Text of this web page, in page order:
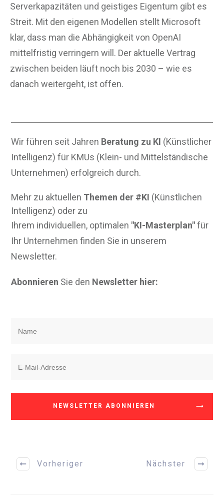
Serverkapazitäten und geistiges Eigentum gibt es
Streit. Mit den eigenen Modellen stellt Microsoft
klar, dass man die Abhängigkeit von OpenAI
mittelfristig verringern will. Der aktuelle Vertrag
zwischen beiden läuft noch bis 2030 – wie es
danach weitergeht, ist offen.
Wir führen seit Jahren Beratung zu KI (Künstlicher
Intelligenz) für KMUs (Klein- und Mittelständische
Unternehmen) erfolgreich durch.
Mehr zu aktuellen Themen der #KI (Künstlichen
Intelligenz) oder zu
Ihrem individuellen, optimalen "KI-Masterplan"für
Ihr Unternehmen finden Sie in unserem
Newsletter.
Abonnieren Sie den Newsletter hier:
NEWSLETTER ABONNIEREN
Vorheriger Nächster